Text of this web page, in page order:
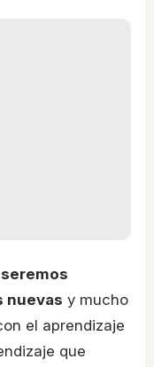
nuevas y mucho
el aprendizaje
que